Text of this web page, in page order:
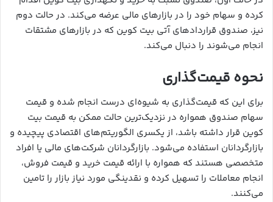
کرده و سهام خود را در بازارهای مالی عرضه می‌‌کند. در حالت دوم
نیز، صندوق قراردادهای آتی بیت کوین که در بازارهای مشتقات
انجام می‌شوند را دنبال می‌کند.
نحوه قیمت‌گذاری
برای این‌ که قیمت‌گذاری به شیوه‌ای درست انجام شده و قیمت
سهام صندوق همواره در نزدیک‌ترین حالت ممکن به قیمت بیت
کوین قرار داشته باشد، از یکسری الگوریتم‌های اقتصادی پیچیده و
بازارگردانان استفاده می‌شود. بازارگردانان شرکت‌های مالی یا افراد
متخصصی هستند که همواره با ارائه قیمت خرید و قیمت فروش،
انجام معاملات را تسهیل کرده و نقدینگی مورد نیاز بازار را تامین
می‌کنند.